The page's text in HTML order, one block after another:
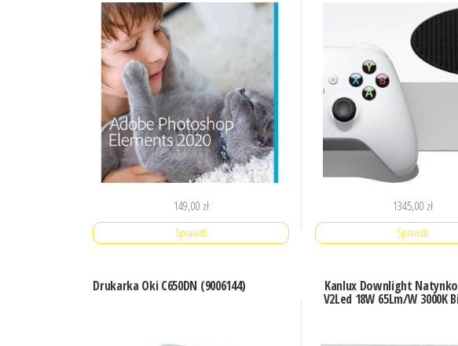
149,00 zł
Sprawdź
1345,00 zł
Sprawdź
Drukarka Oki C650DN (9006144) Kanlux Downlight
V2Led 18W 65Lm/W 3000K